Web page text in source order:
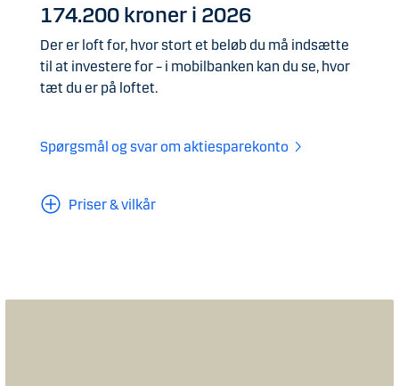
174.200 kroner i 2026
Der er loft for, hvor stort et beløb du må indsætte
til at investere for – i mobilbanken kan du se, hvor
tæt du er på loftet.
Spørgsmål og svar om aktiesparekonto
Priser & vilkår